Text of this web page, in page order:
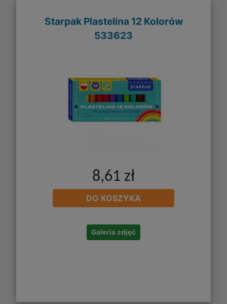
Starpak Plastelina 12 Kolorów
533623
8,61 zł
DO KOSZYKA
Galeria zdjęć